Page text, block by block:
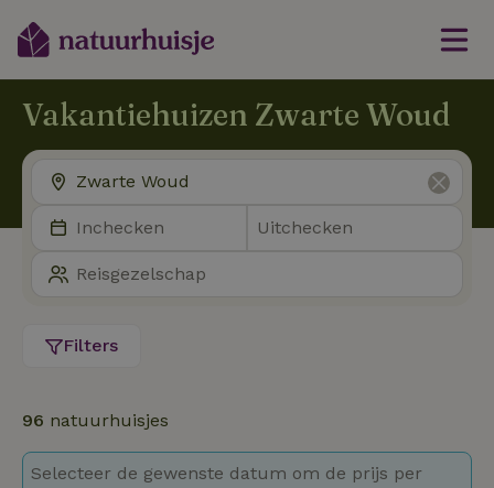
Vakantiehuizen Zwarte Woud
Filters
96 natuurhuisjes
Selecteer de gewenste datum om de prijs per